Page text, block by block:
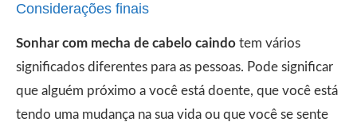
Considerações finais
Sonhar com mecha de cabelo caindo tem vários
significados diferentes para as pessoas. Pode significar
que alguém próximo a você está doente, que você está
tendo uma mudança na sua vida ou que você se sente